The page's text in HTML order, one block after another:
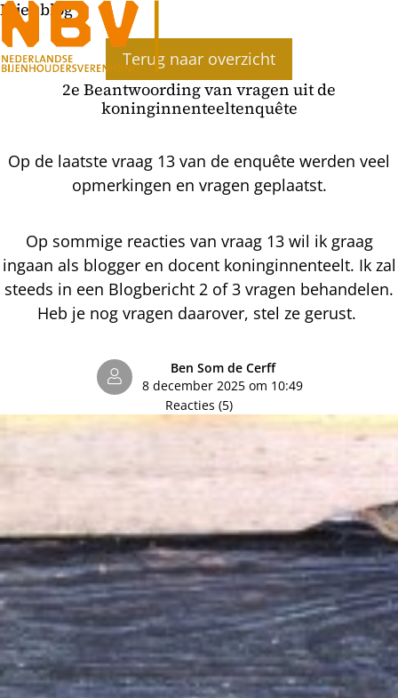
Bijenblog
Terug naar overzicht
2e Beantwoording van vragen uit de
koninginnenteeltenquête
Op de laatste vraag 13 van de enquête werden veel
opmerkingen en vragen geplaatst.
Op sommige reacties van vraag 13 wil ik graag
ingaan als blogger en docent koninginnenteelt. Ik zal
steeds in een Blogbericht 2 of 3 vragen behandelen.
Heb je nog vragen daarover, stel ze gerust.
Ben Som de Cerff
8 december 2025 om 10:49
Reacties (5)